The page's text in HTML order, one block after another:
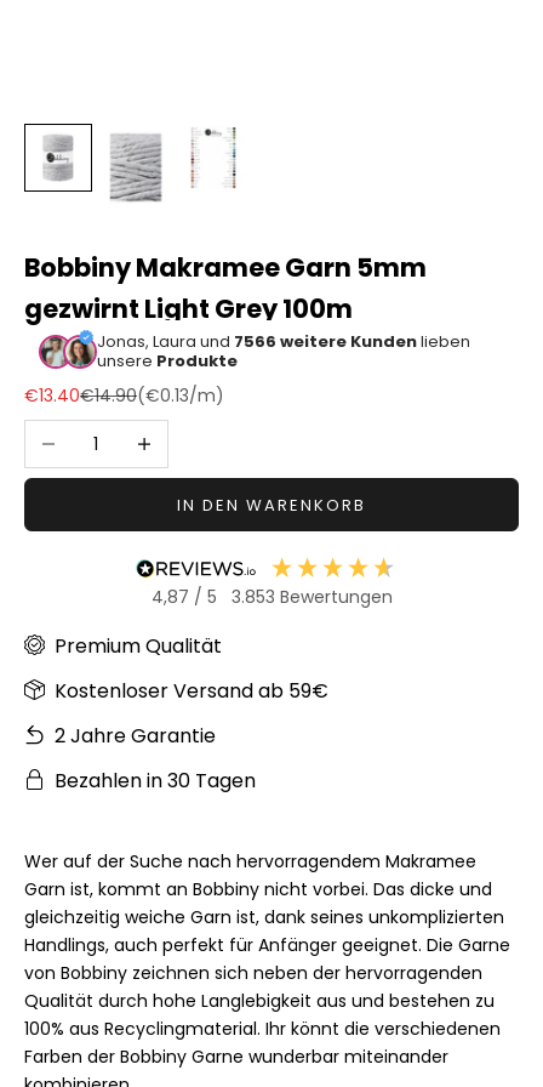
Bobbiny Makramee Garn 5mm
gezwirnt Light Grey 100m
Jonas, Laura und 7566 weitere Kundenlieben
unsere Produkte
Angebot
€13.40Regulärer Preis
€14.90(€0.13/m)
Anzahl verringernAnzahl erhöhen
IN DEN WARENKORB
4,87 / 5 3.853 Bewertungen
Premium Qualität
Kostenloser Versand ab 59€
2 Jahre Garantie
Bezahlen in 30 Tagen
Wer auf der Suche nach hervorragendem Makramee
Garn ist, kommt an Bobbiny nicht vorbei. Das dicke und
gleichzeitig weiche Garn ist, dank seines unkomplizierten
Handlings, auch perfekt für Anfänger geeignet. Die Garne
von Bobbiny zeichnen sich neben der hervorragenden
Qualität durch hohe Langlebigkeit aus und bestehen zu
100% aus Recyclingmaterial. Ihr könnt die verschiedenen
Farben der Bobbiny Garne wunderbar miteinander